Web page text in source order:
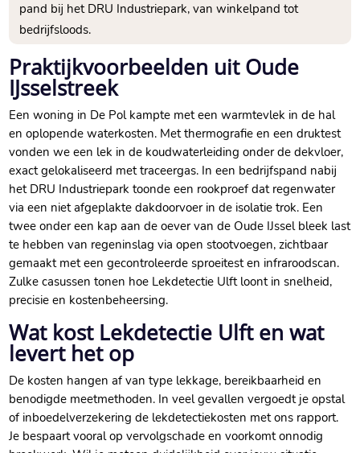
pand bij het DRU Industriepark, van winkelpand tot
bedrijfsloods.​
Praktijkvoorbeelden uit Oude
IJsselstreek
Een woning in De Pol kampte met een warmtevlek in de hal
en oplopende waterkosten.​ Met thermografie en een druktest
vonden we een lek in de koudwaterleiding onder de dekvloer,
exact gelokaliseerd met traceergas.​ In een bedrijfspand nabij
het DRU Industriepark toonde een rookproef dat regenwater
via een niet afgeplakte dakdoorvoer in de isolatie trok.​ Een
twee onder een kap aan de oever van de Oude IJssel bleek last
te hebben van regeninslag via open stootvoegen, zichtbaar
gemaakt met een gecontroleerde sproeitest en infraroodscan.​
Zulke casussen tonen hoe Lekdetectie Ulft loont in snelheid,
precisie en kostenbeheersing.​
Wat kost Lekdetectie Ulft en wat
levert het op
De kosten hangen af van type lekkage, bereikbaarheid en
benodigde meetmethoden.​ In veel gevallen vergoedt je opstal
of inboedelverzekering de lekdetectiekosten met ons rapport.​
Je bespaart vooral op vervolgschade en voorkomt onnodig